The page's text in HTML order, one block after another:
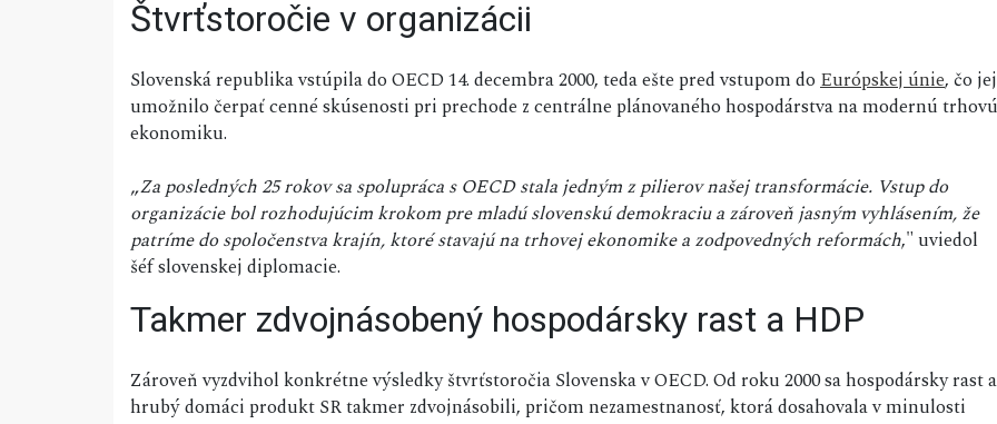
Štvrťstoročie v organizácii
Slovenská republika vstúpila do OECD 14. decembra 2000, teda ešte pred vstupom doEurópskej únie, čo jej
umožnilo čerpať cenné skúsenosti pri prechode z centrálne plánovaného hospodárstva na modernú trhovú
ekonomiku.
„Za posledných 25 rokov sa spolupráca s OECD stala jedným z pilierov našej transformácie. Vstup do
organizácie bol rozhodujúcim krokom pre mladú slovenskú demokraciu a zároveň jasným vyhlásením, že
patríme do spoločenstva krajín, ktoré stavajú na trhovej ekonomike a zodpovedných reformách," uviedol
šéf slovenskej diplomacie.
Takmer zdvojnásobený hospodársky rast a HDP
Zároveň vyzdvihol konkrétne výsledky štvrťstoročia Slovenska v OECD. Od roku 2000 sa hospodársky rast a
hrubý domáci produkt SR takmer zdvojnásobili, pričom nezamestnanosť, ktorá dosahovala v minulosti